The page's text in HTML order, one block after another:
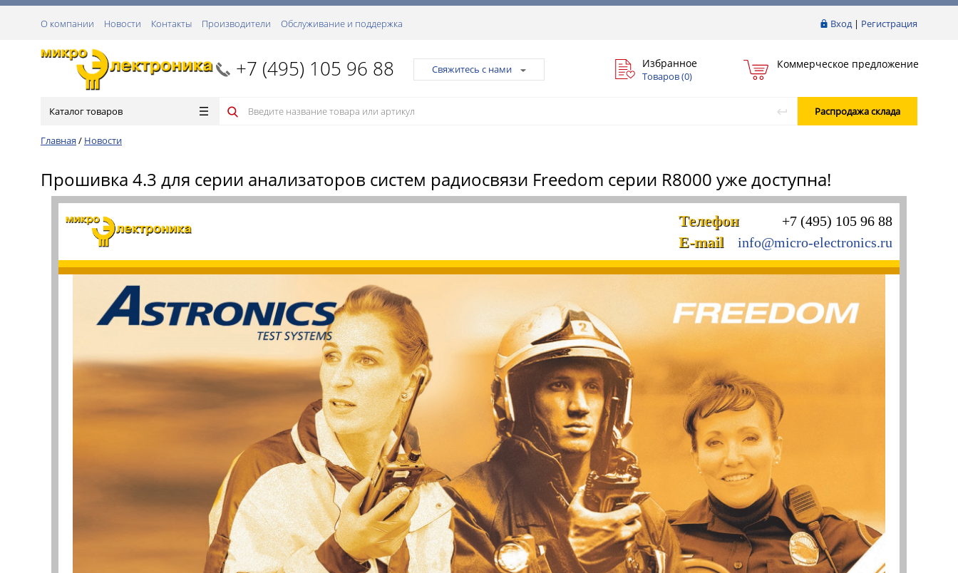
Вход| Регистрация
О компании Новости Контакты Производители Обслуживание и поддержка
+7 (495) 105 96 88 Свяжитесь с нами Избранное
Товаров (0)
Коммерческое предложение
Каталог товаров Распродажа склада
Главная / Новости
Прошивка 4.3 для серии анализаторов систем радиосвязи Freedom серии R8000 уже доступна!
Телефон +7 (495) 105 96 88
E-mail info@micro-electronics.ru